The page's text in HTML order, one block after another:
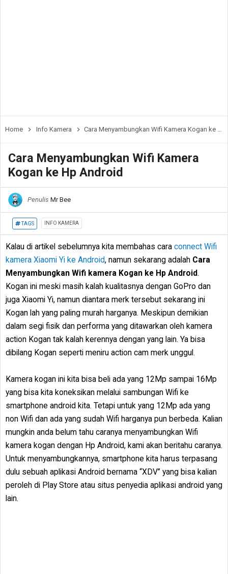
Home Info Kamera Cara Menyambungkan Wifi Kamera Kogan ke Hp Android
Cara Menyambungkan Wifi Kamera
Kogan ke Hp Android
Penulis Mr Bee
TAGS INFO KAMERA
Kalau di artikel sebelumnya kita membahas cara connect Wifi
kamera Xiaomi Yi ke Android, namun sekarang adalah Cara
Menyambungkan Wifi kamera Kogan ke Hp Android.
Kogan ini meski masih kalah kualitasnya dengan GoPro dan
juga Xiaomi Yi, namun diantara merk tersebut sekarang ini
Kogan lah yang paling murah harganya. Meskipun demikian
dalam segi fisik dan performa yang ditawarkan oleh kamera
action Kogan tak kalah kerennya dengan yang lain. Ya bisa
dibilang Kogan seperti meniru action cam merk unggul.
Kamera kogan ini kita bisa beli ada yang 12Mp sampai 16Mp
yang bisa kita koneksikan melalui sambungan Wifi ke
smartphone android kita. Tetapi untuk yang 12Mp ada yang
non Wifi dan ada yang sudah Wifi harganya pun berbeda. Kalian
mungkin anda belum tahu caranya menyambungkan Wifi
kamera kogan dengan Hp Android, kami akan beritahu caranya.
Untuk menyambungkannya, smartphone kita harus terpasang
dulu sebuah aplikasi Android bernama “XDV” yang bisa kalian
peroleh di Play Store atau situs penyedia aplikasi android yang
lain.